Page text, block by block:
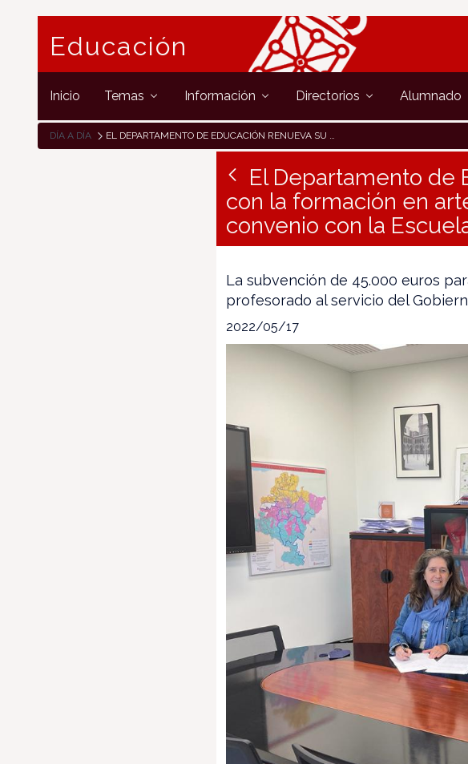
Educación
Inicio Temas Información Directorios Alumnado
DÍA A DÍA EL DEPARTAMENTO DE EDUCACIÓN RENUEVA SU COMPROMISO CON LA FORMACIÓN EN ARTE DRAMÁTICO FIRMANDO UN NUEVO CONVENIO CON LA ESCUELA NAVARRA DE TEATRO
El Departamento de
con la formación en
convenio con la
La subvención de 45.000 euros
profesorado al servicio del
2022/05/17